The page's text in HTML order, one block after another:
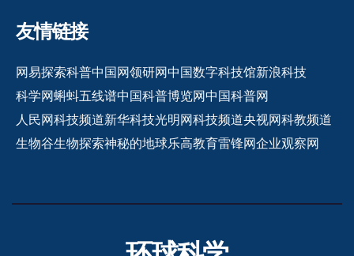
友情链接
网易探索科普中国网领研网中国数字科技馆新浪科技
科学网蝌蚪五线谱中国科普博览网中国科普网
人民网科技频道新华科技光明网科技频道央视网科教频道
生物谷生物探索神秘的地球乐高教育雷锋网企业观察网